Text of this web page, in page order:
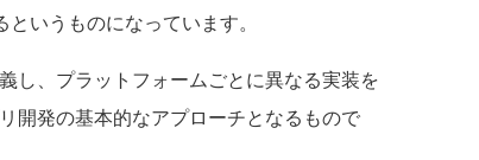
いうものになっています。
し、プラットフォームごとに異なる実装を
開発の基本的なアプローチとなるもので